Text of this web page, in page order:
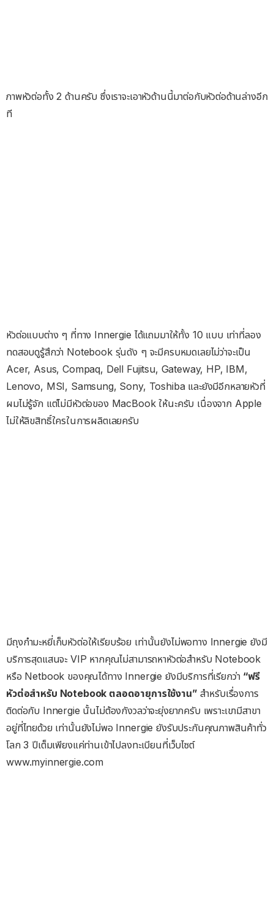
ภาพหัวต่อทั้ง 2 ด้านครับ ซึ่งเราจะเอาหัวด้านนี้มาต่อกับหัวต่อด้านล่างอีก
ที
หัวต่อแบบต่าง ๆ ที่ทาง Innergie ได้แถมมาให้ทั้ง 10 แบบ เท่าที่ลอง
ทดสอบดูรู้สึกว่า Notebook รุ่นดัง ๆ จะมีครบหมดเลยไม่ว่าจะเป็น
Acer, Asus, Compaq, Dell Fujitsu, Gateway, HP, IBM,
Lenovo, MSI, Samsung, Sony, Toshiba และยังมีอีกหลายหัวที่
ผมไม่รู้จัก แต่ไม่มีหัวต่อของ MacBook ให้นะครับ เนื่องจาก Apple
ไม่ให้ลิขสิทธิ์ใครในการผลิตเลยครับ
มีถุงกำมะหยี่เก็บหัวต่อให้เรียบร้อย เท่านั้นยังไม่พอทาง Innergie ยังมี
บริการสุดแสนจะ VIP หากคุณไม่สามารถหาหัวต่อสำหรับ Notebook
หรือ Netbook ของคุณได้ทาง Innergie ยังมีบริการที่เรียกว่า “ฟรี
หัวต่อสำหรับ Notebook ตลอดอายุการใช้งาน” สำหรับเรื่องการ
ติดต่อกับ Innergie นั้นไม่ต้องกังวลว่าจะยุ่งยากครับ เพราะเขามีสาขา
อยู่ที่ไทยด้วย เท่านั้นยังไม่พอ Innergie ยังรับประกันคุณภาพสินค้าทั่ว
โลก 3 ปีเต็มเพียงแค่ท่านเข้าไปลงทะเบียนที่เว็บไซต์
www.myinnergie.com